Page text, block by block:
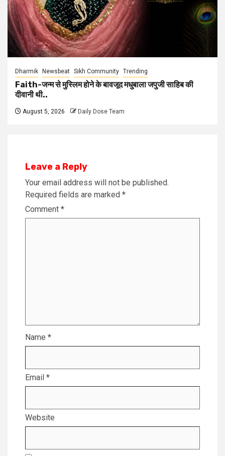
Dharmik Newsbeat Sikh Community Trending
Faith-जन्म से मुस्लिम होने के बावजूद मधुबाला जपुजी साहिब की
दीवानी थी..
August 5, 2026 Daily Dose Team
Leave a Reply
Your email address will not be published.
Required fields are marked *
Comment *
Name *
Email *
Website